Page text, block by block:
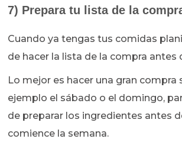
7) Prepara tu lista de la
Cuando ya tengas tus comidas
de hacer la lista de la compra antes
Lo mejor es hacer una gran compra
ejemplo el sábado o el domingo,
de preparar los ingredientes antes
comience la semana.